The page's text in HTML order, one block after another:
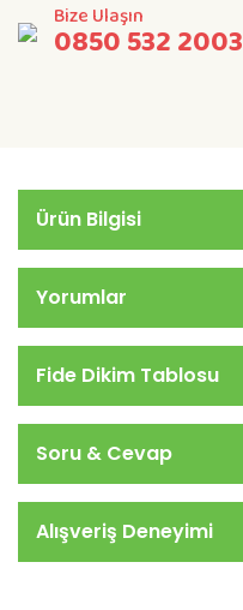
Bize Ulaşın
0850 532 2003
Ürün Bilgisi
Yorumlar
Fide Dikim Tablosu
Soru & Cevap
Alışveriş Deneyimi